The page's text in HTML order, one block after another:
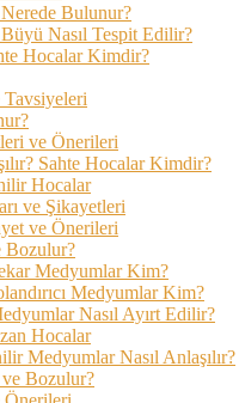
Bulunur?
Nasıl Tespit Edilir?
Hocalar Kimdir?
Tavsiyeleri
ve Önerileri
Sahte Hocalar Kimdir?
Hocalar
ve Şikayetleri
ve Önerileri
Bozulur?
Medyumlar Kim?
Medyumlar Kim?
Nasıl Ayırt Edilir?
Hocalar
Medyumlar Nasıl Anlaşılır?
ve Bozulur?